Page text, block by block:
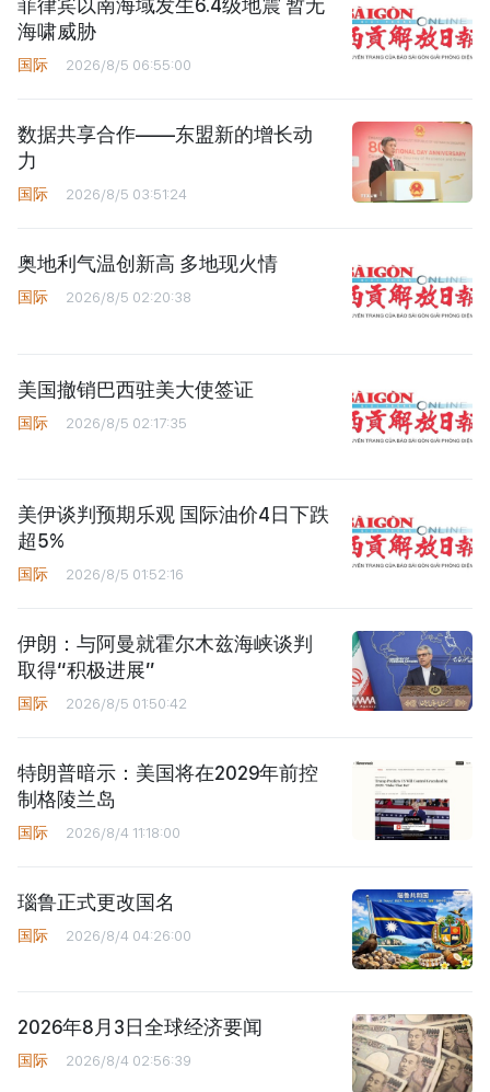
菲律宾以南海域发生6.4级地震 暂无
海啸威胁
国际 2026/8/5 06:55:00
数据共享合作——东盟新的增长动
力
国际 2026/8/5 03:51:24
奥地利气温创新高 多地现火情
国际 2026/8/5 02:20:38
美国撤销巴西驻美大使签证
国际 2026/8/5 02:17:35
美伊谈判预期乐观 国际油价4日下跌
超5%
国际 2026/8/5 01:52:16
伊朗：与阿曼就霍尔木兹海峡谈判
取得“积极进展”
国际 2026/8/5 01:50:42
特朗普暗示：美国将在2029年前控
制格陵兰岛
国际 2026/8/4 11:18:00
瑙鲁正式更改国名
国际 2026/8/4 04:26:00
2026年8月3日全球经济要闻
国际 2026/8/4 02:56:39